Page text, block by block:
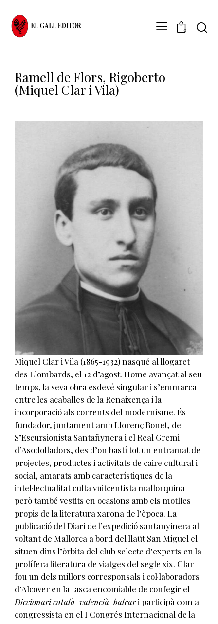
0
Ramell de Flors, Rigoberto
(Miquel Clar i Vila)
Miquel Clar i Vila (1865-1932) nasqué al llogaret
des Llombards, el 12 d’agost. Home avançat al seu
temps, la seva obra esdevé singular i s’emmarca
entre les aca­balles de la Renaixença i la
incorporació als corrents del modernisme. És
fundador, juntament amb Llorenç Bonet, de
S’Escursionista Santañynera i el Real Gremi
d’Asodolladors, des d’on bastí tot un entramat de
projectes, productes i activitats de caire cultural i
social, amarats amb característiques de la
intel·lectualitat culta vuitcentista mallorquina
però també vestits en ocasions amb els motlles
propis de la literatura xarona de l’època. La
publicació del Diari de l’expedició santanyinera al
voltant de Mallorca a bord del llaüt San Miguel el
situen dins l’òrbita del club selecte d’experts en la
prolífera literatura de viatges del segle xix. Clar
fou un dels millors corresponsals i col·laboradors
d’Alcover en la tasca encomiable de confegir el
Diccionari català-valencià-baleari participà com a
congressista en el I Congrés Internacional de la